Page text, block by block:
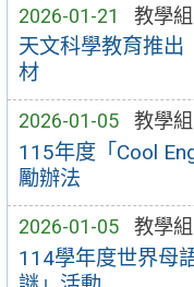
2026-01-21 教學組
天文科學教育推出
材
2026-01-05 教學組
115年度「Cool
勵辦法
2026-01-05 教學組
114學年度世界母